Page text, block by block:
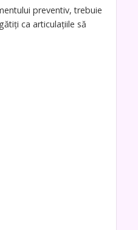
preventiv, trebuie
ca articulațiile să